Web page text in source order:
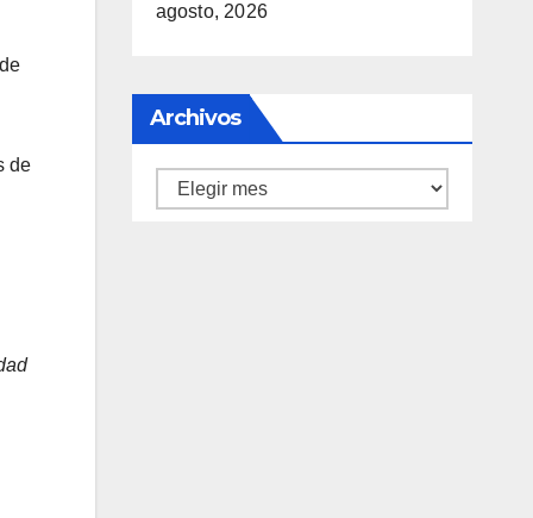
de
agosto, 2026
Archivos
Archivos